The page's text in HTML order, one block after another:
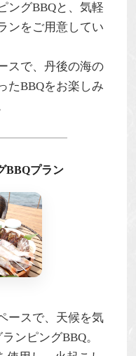
ングBBQと、気軽
ンをご用意してい
スで、丹後の海の
たBBQをお楽しみ
BBQプラン
ースで、天候を気
ンピングBBQ。